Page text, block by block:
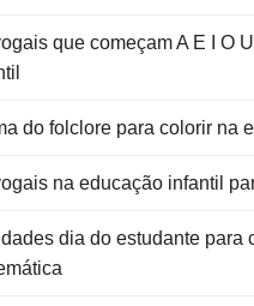
que começam A E I O
do folclore para colorir na
na educação infantil
dia do estudante para